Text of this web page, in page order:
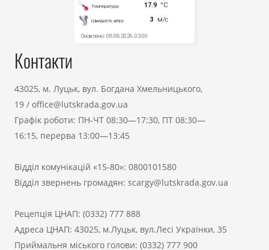
Контакти
43025, м. Луцьк, вул. Богдана Хмельницького,
19 / office@lutskrada.gov.ua
Графік роботи: ПН-ЧТ 08:30—17:30, ПТ 08:30—
16:15, перерва 13:00—13:45
Відділ комунікацій «15-80»: 0800101580
Відділ звернень громадян: scargy@lutskrada.gov.ua
Рецепція ЦНАП: (0332) 777 888
Адреса ЦНАП: 43025, м.Луцьк, вул.Лесі Українки, 35
Приймальня міського голови: (0332) 777 900